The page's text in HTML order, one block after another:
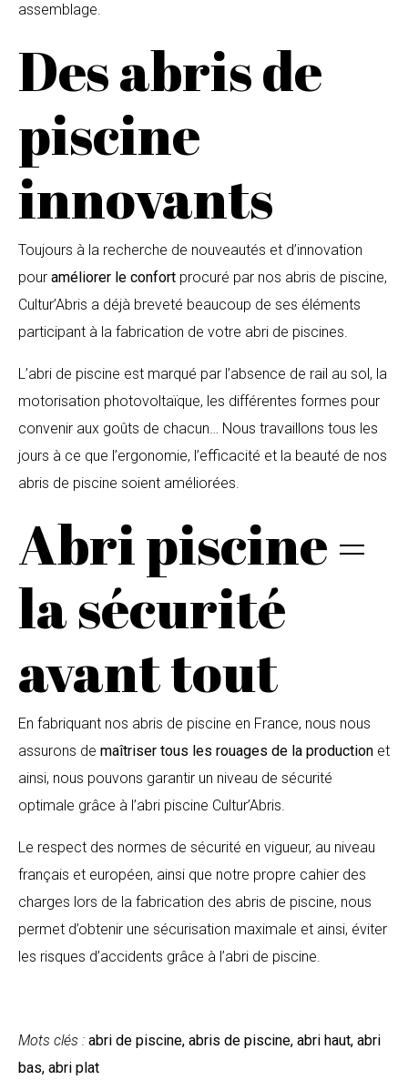
assemblage.
Des abris de
piscine
innovants
Toujours à la recherche de nouveautés et d’innovation
pour améliorer le confort procuré par nos abris de piscine,
Cultur’Abris a déjà breveté beaucoup de ses éléments
participant à la fabrication de votre abri de piscines.
L’abri de piscine est marqué par l’absence de rail au sol, la
motorisation photovoltaïque, les différentes formes pour
convenir aux goûts de chacun… Nous travaillons tous les
jours à ce que l’ergonomie, l’efficacité et la beauté de nos
abris de piscine soient améliorées.
Abri piscine =
la sécurité
avant tout
En fabriquant nos abris de piscine en France, nous nous
assurons de maîtriser tous les rouages de la production et
ainsi, nous pouvons garantir un niveau de sécurité
optimale grâce à l’abri piscine Cultur’Abris.
Le respect des normes de sécurité en vigueur, au niveau
français et européen, ainsi que notre propre cahier des
charges lors de la fabrication des abris de piscine, nous
permet d’obtenir une sécurisation maximale et ainsi, éviter
les risques d’accidents grâce à l’abri de piscine.
Mots clés : abri de piscine, abris de piscine, abri haut, abri
bas, abri plat